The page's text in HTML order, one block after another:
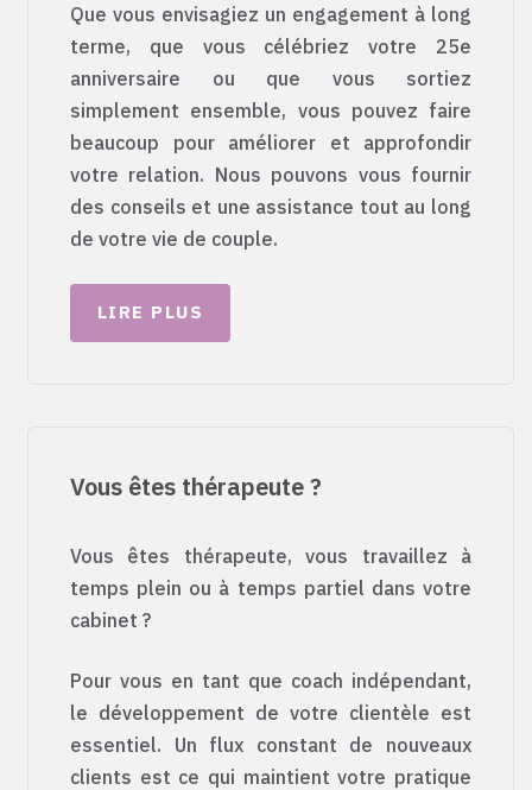
Que vous envisagiez un engagement à long
terme, que vous célébriez votre 25e
anniversaire ou que vous sortiez
simplement ensemble, vous pouvez faire
beaucoup pour améliorer et approfondir
votre relation. Nous pouvons vous fournir
des conseils et une assistance tout au long
de votre vie de couple.
LIRE PLUS
Vous êtes thérapeute ?
Vous êtes thérapeute, vous travaillez à
temps plein ou à temps partiel dans votre
cabinet ?
Pour vous en tant que coach indépendant,
le développement de votre clientèle est
essentiel. Un flux constant de nouveaux
clients est ce qui maintient votre pratique